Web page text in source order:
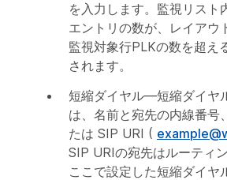
を入力します。監視リスト
エントリの数が、レイアウ
監視対象行PLKの数を超え
されます。
短縮ダイヤル—短縮ダイヤ
は、名前と宛先の内線番号
たは SIP URI (
SIP URIの宛先はルーティ
ここで設定した短縮ダイヤ